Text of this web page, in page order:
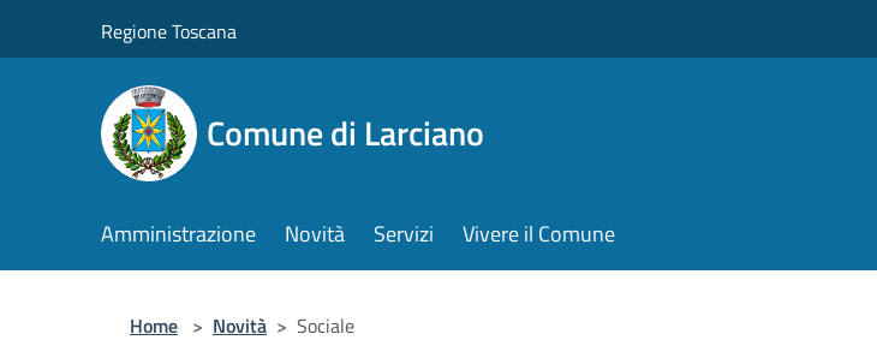
Regione Toscana
Comune di Larciano
Amministrazione Novità Servizi Vivere il Comune
Home > Novità > Sociale